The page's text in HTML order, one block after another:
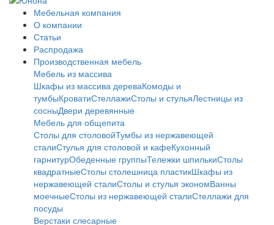
Мебельная компания
О компании
Статьи
Распродажа
Производственная мебель
Мебель из массива
Шкафы из массива дереваКомоды и
тумбыКроватиСтеллажиСтолы и стульяЛестницы из
сосныДвери деревянные
Мебель для общепита
Столы для столовойТумбы из нержавеющей
сталиСтулья для столовой и кафеКухонный
гарнитурОбеденные группыТележки шпилькиСтолы
квадратныеСтолы столешница пластикШкафы из
нержавеющей сталиСтолы и стулья экономВанны
моечныеСтолы из нержавеющей сталиСтеллажи для
посуды
Верстаки слесарные